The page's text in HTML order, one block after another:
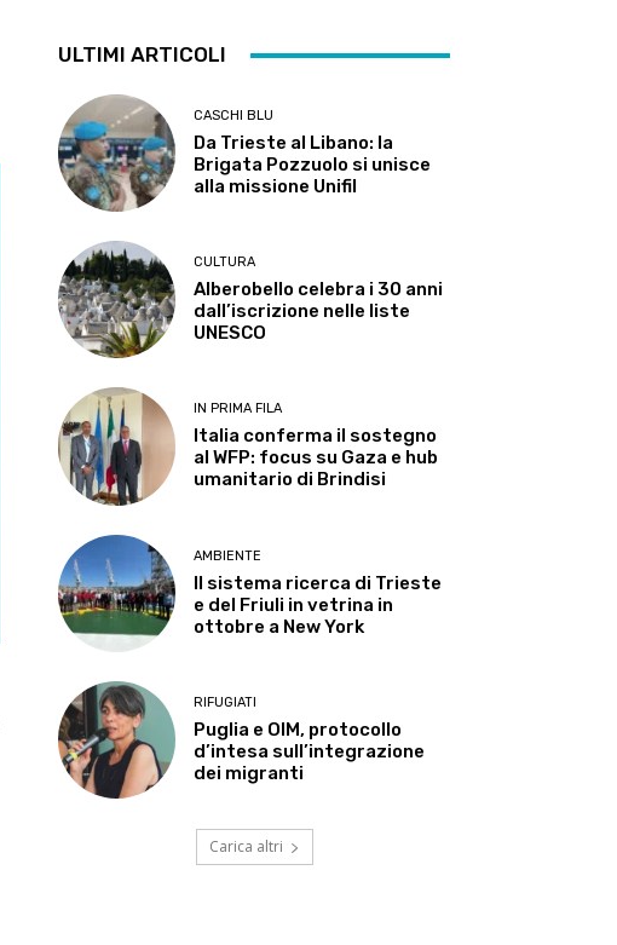
ULTIMI ARTICOLI
CASCHI BLU
Da Trieste al Libano: la
Brigata Pozzuolo si unisce
alla missione Unifil
CULTURA
Alberobello celebra i 30 anni
dall’iscrizione nelle liste
UNESCO
IN PRIMA FILA
Italia conferma il sostegno
al WFP: focus su Gaza e hub
umanitario di Brindisi
AMBIENTE
Il sistema ricerca di Trieste
e del Friuli in vetrina in
ottobre a New York
RIFUGIATI
Puglia e OIM, protocollo
d’intesa sull’integrazione
dei migranti
Carica altri